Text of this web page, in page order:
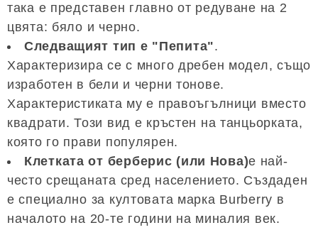
така е представен главно от редуване на 2
цвята: бяло и черно.
Следващият тип е "Пепита".
Характеризира се с много дребен модел, също
изработен в бели и черни тонове.
Характеристиката му е правоъгълници вместо
квадрати. Този вид е кръстен на танцьорката,
която го прави популярен.
Клетката от берберис (или Нова)е най-
често срещаната сред населението. Създаден
е специално за култовата марка Burberry в
началото на 20-те години на миналия век.